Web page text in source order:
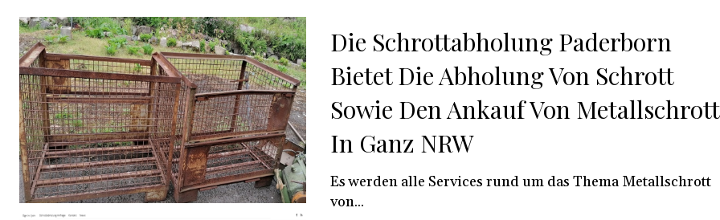
Die Schrottabholung Paderborn
Bietet Die Abholung Von Schrott
Sowie Den Ankauf Von Metallschrott
In Ganz NRW
Es werden alle Services rund um das Thema Metallschrott
von...